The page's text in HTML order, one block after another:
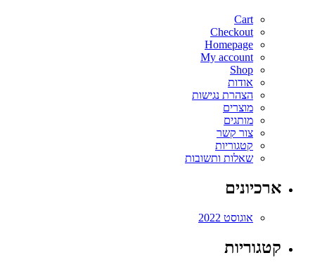
Cart
Checkout
Homepage
My account
Shop
אודות
הצהרת נגישות
מוצרים
מותגים
צור קשר
קטגוריות
שאלות ותשובות
ארכיונים
אוגוסט 2022
קטגוריות